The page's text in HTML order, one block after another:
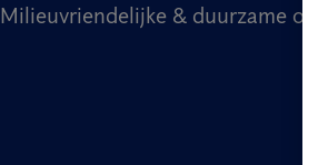
Milieuvriendelijke & duurzame